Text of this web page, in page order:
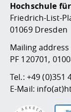
Hochschule
Friedrich-List-
01069 Dresden
Mailing address
PF 120701,
Tel.: +49 (0)351
E-Mail: